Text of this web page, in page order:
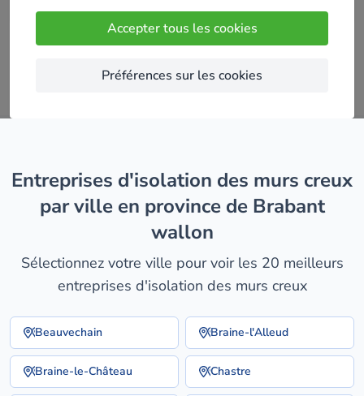
Accepter tous les cookies
Préférences sur les cookies
Comparer des devis
entreprises d'isolation des murs creux
par ville en province de Brabant
wallon
Sélectionnez votre ville pour voir les 20 meilleurs
entreprises d'isolation des murs creux
Beauvechain Braine-l'Alleud
Braine-le-Château Chastre